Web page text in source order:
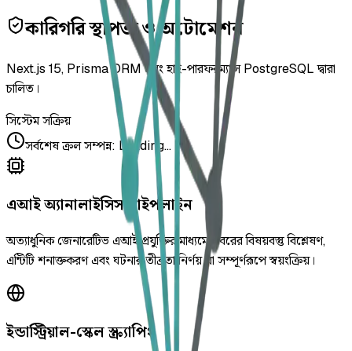
কারিগরি স্থাপত্য ও অটোমেশন
Next.js 15, Prisma ORM এবং হাই-পারফরম্যান্স PostgreSQL দ্বারা
চালিত।
সিস্টেম সক্রিয়
সর্বশেষ ক্রল সম্পন্ন: Loading...
এআই অ্যানালাইসিস পাইপলাইন
অত্যাধুনিক জেনারেটিভ এআই প্রযুক্তির মাধ্যমে খবরের বিষয়বস্তু বিশ্লেষণ,
এন্টিটি শনাক্তকরণ এবং ঘটনার তীব্রতা নির্ণয় যা সম্পূর্ণরূপে স্বয়ংক্রিয়।
ইন্ডাস্ট্রিয়াল-স্কেল স্ক্র্যাপিং